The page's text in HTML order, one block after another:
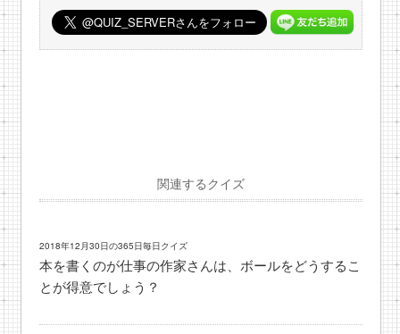
関連するクイズ
2018年12月30日の365日毎日クイズ
本を書くのが仕事の作家さんは、ボールをどうするこ
とが得意でしょう？